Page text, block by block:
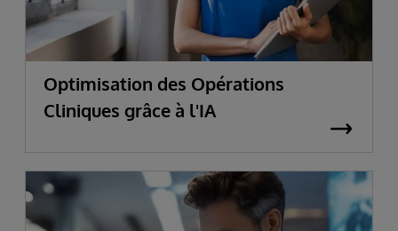
Optimisation des Opérations
Cliniques grâce à l'IA